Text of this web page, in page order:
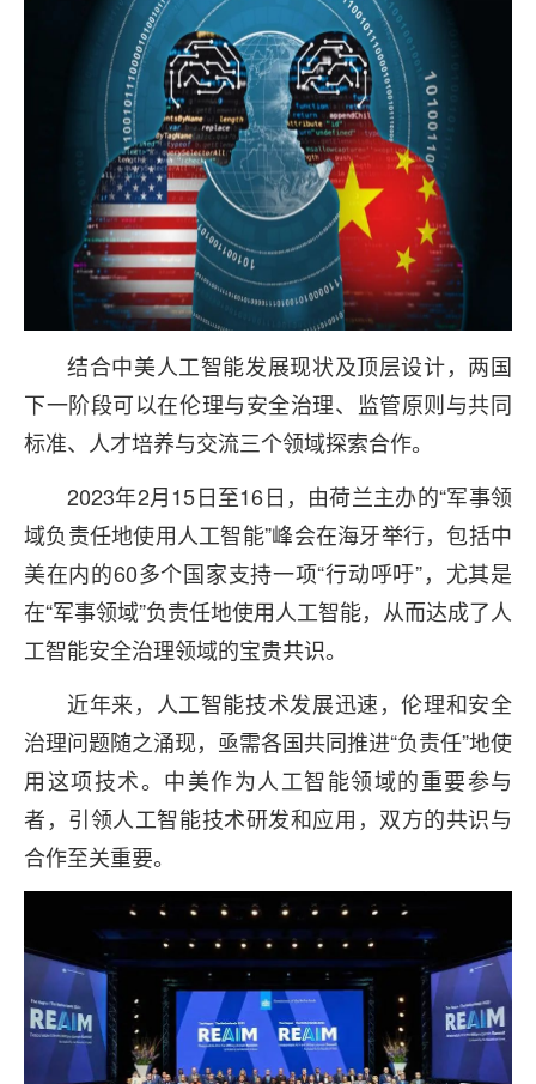
结合中美人工智能发展现状及顶层设计，两国
下一阶段可以在伦理与安全治理、监管原则与共同
标准、人才培养与交流三个领域探索合作。
2023年2月15日至16日，由荷兰主办的“军事领
域负责任地使用人工智能”峰会在海牙举行，包括中
美在内的60多个国家支持一项“行动呼吁”，尤其是
在“军事领域”负责任地使用人工智能，从而达成了人
工智能安全治理领域的宝贵共识。
近年来，人工智能技术发展迅速，伦理和安全
治理问题随之涌现，亟需各国共同推进“负责任”地使
用这项技术。中美作为人工智能领域的重要参与
者，引领人工智能技术研发和应用，双方的共识与
合作至关重要。